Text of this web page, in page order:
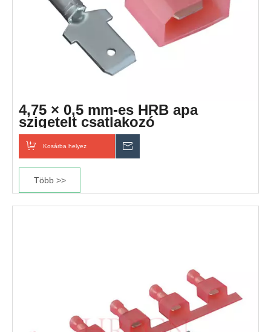
4,75 × 0,5 mm-es HRB apa
szigetelt csatlakozó
Kosárba helyez
Több >>